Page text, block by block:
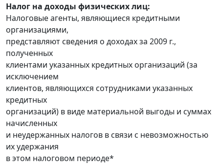
Налог на доходы физических лиц:
Налоговые агенты, являющиеся кредитными
организациями,
представляют сведения о доходах за 2009 г.,
полученных
клиентами указанных кредитных организаций (за
исключением
клиентов, являющихся сотрудниками указанных
кредитных
организаций) в виде материальной выгоды и суммах
начисленных
и неудержанных налогов в связи с невозможностью
их удержания
в этом налоговом периоде*